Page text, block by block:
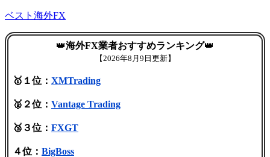
ベスト海外FX
👑海外FX業者おすすめランキング👑
【2026年8月9日更新】
🥇１位： XMTrading
🥈２位： Vantage Trading
🥉３位： FXGT
４位： BigBoss